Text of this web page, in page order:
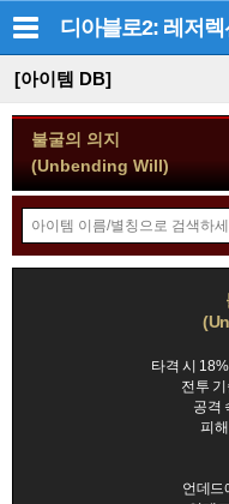
디아블로2: 레저렉
[아이템 DB]
불굴의 의지
(Unbending Will)
아
이
템
타격 시
전투
공격
피
언데드